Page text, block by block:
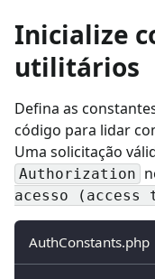
Inicialize
utilitários
Defina as
código para lidar
Uma solicitação
Authorization
acesso (access
AuthConstants.php